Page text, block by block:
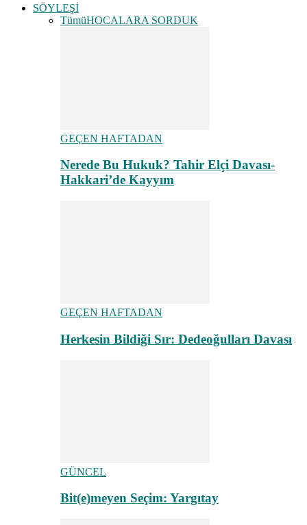
SÖYLEŞİ
TümüHOCALARA SORDUK
GEÇEN HAFTADAN
Nerede Bu Hukuk? Tahir Elçi Davası-
Hakkari’de Kayyım
GEÇEN HAFTADAN
Herkesin Bildiği Sır: Dedeoğulları Davası
GÜNCEL
Bit(e)meyen Seçim: Yargıtay